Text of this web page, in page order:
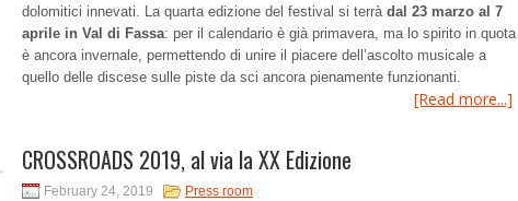
dolomitici innevati. La quarta edizione del festival si terràdal 23 marzo al 7
aprile in Val di Fassa: per il calendario è già primavera, ma lo spirito in quota
è ancora invernale, permettendo di unire il piacere dell’ascolto musicale a
quello delle discese sulle piste da sci ancora pienamente funzionanti.
[Read more...]
CROSSROADS 2019, al via la XX Edizione
February 24, 2019 Press room